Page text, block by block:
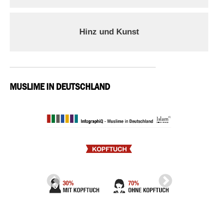
Hinz und Kunst
MUSLIME IN DEUTSCHLAND